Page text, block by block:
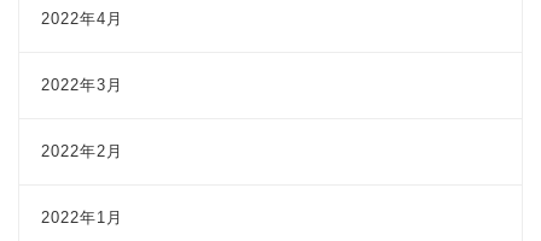
2022年4月
2022年3月
2022年2月
2022年1月